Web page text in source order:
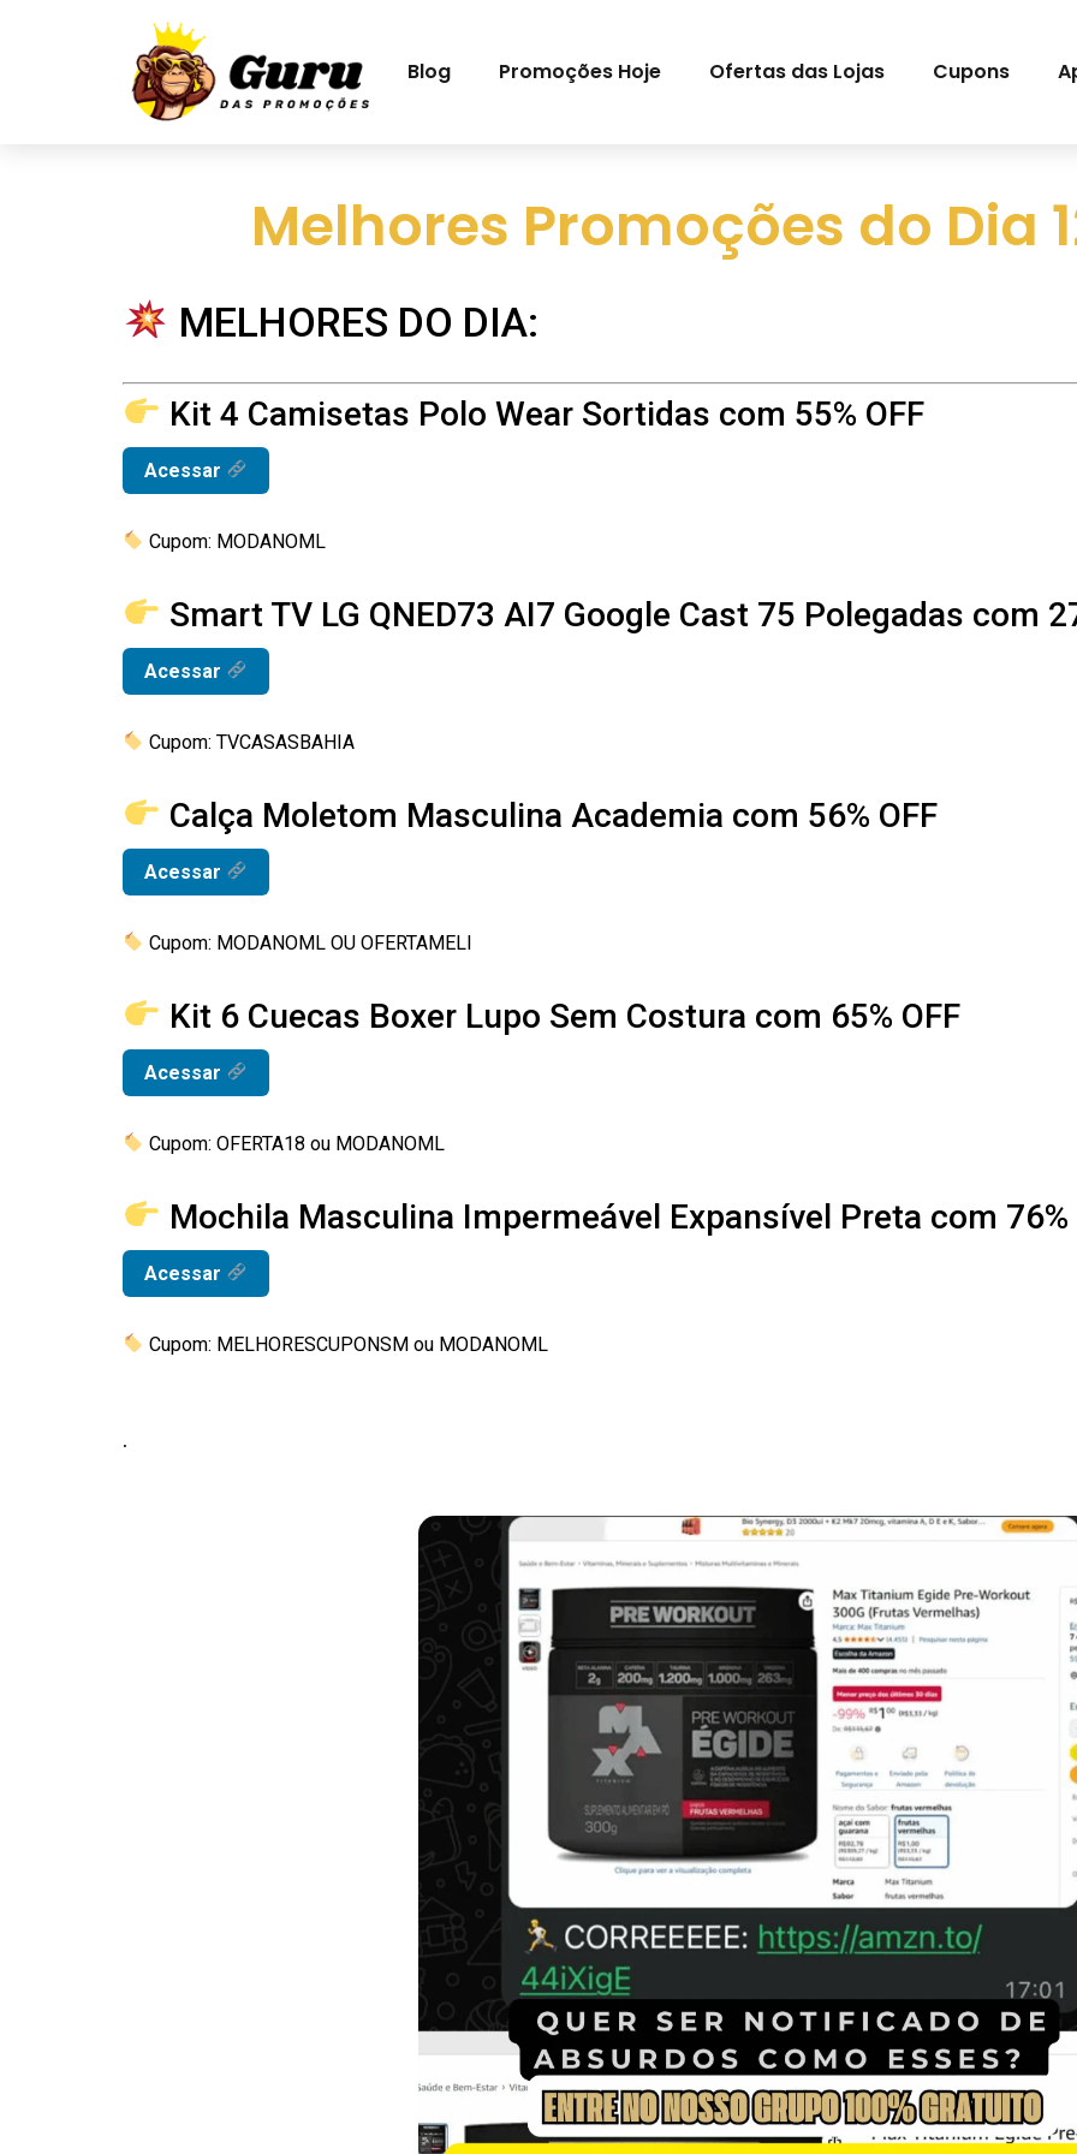
Blog Promoções Hoje Ofertas das Lojas Cupons
Melhores Promoções do Dia
MELHORES DO DIA:
Kit 4 Camisetas Polo Wear Sortidas com 55% OFF
Acessar
Cupom: MODANOML
Smart TV LG QNED73 AI7 Google Cast 75 Polegadas com
Acessar
Cupom: TVCASASBAHIA ⁠
Calça Moletom Masculina Academia com 56% OFF
Acessar
Cupom: MODANOML OU OFERTAMELI
Kit 6 Cuecas Boxer Lupo Sem Costura com 65% OFF
Acessar
Cupom: OFERTA18 ou MODANOML
Mochila Masculina Impermeável Expansível Preta com 76%
Acessar
Cupom: MELHORESCUPONSM ou MODANOML
.